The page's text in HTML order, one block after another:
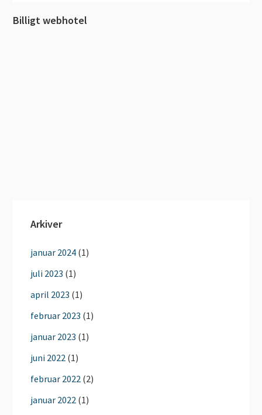
Billigt webhotel
Arkiver
januar 2024 (1)
juli 2023 (1)
april 2023 (1)
februar 2023 (1)
januar 2023 (1)
juni 2022 (1)
februar 2022 (2)
januar 2022 (1)